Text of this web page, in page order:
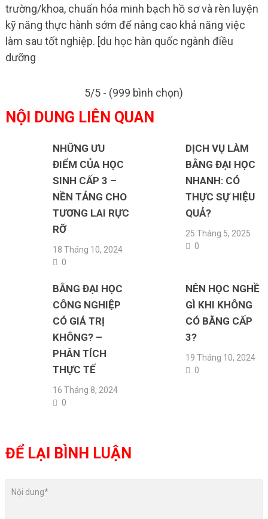
trường/khoa, chuẩn hóa minh bạch hồ sơ và rèn luyện
kỹ năng thực hành sớm để nâng cao khả năng việc
làm sau tốt nghiệp. [du học hàn quốc ngành điều
dưỡng
5/5 - (999 bình chọn)
NỘI DUNG LIÊN QUAN
NHỮNG ƯU
ĐIỂM CỦA HỌC
SINH CẤP 3 –
NỀN TẢNG CHO
TƯƠNG LAI RỰC
RỠ
18 Tháng 10, 2024
0
DỊCH VỤ LÀM
BẰNG ĐẠI HỌC
NHANH: CÓ
THỰC SỰ HIỆU
QUẢ?
25 Tháng 5, 2025
0
BẰNG ĐẠI HỌC
CÔNG NGHIỆP
CÓ GIÁ TRỊ
KHÔNG? –
PHÂN TÍCH
THỰC TẾ
16 Tháng 8, 2024
0
NÊN HỌC NGHỀ
GÌ KHI KHÔNG
CÓ BẰNG CẤP
3?
19 Tháng 10, 2024
0
ĐỂ LẠI BÌNH LUẬN